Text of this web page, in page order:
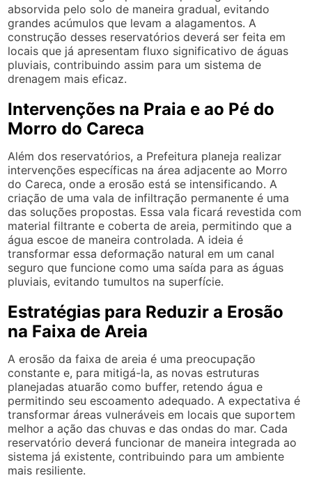
absorvida pelo solo de maneira gradual, evitando
grandes acúmulos que levam a alagamentos. A
construção desses reservatórios deverá ser feita em
locais que já apresentam fluxo significativo de águas
pluviais, contribuindo assim para um sistema de
drenagem mais eficaz.
Intervenções na Praia e ao Pé do
Morro do Careca
Além dos reservatórios, a Prefeitura planeja realizar
intervenções específicas na área adjacente ao Morro
do Careca, onde a erosão está se intensificando. A
criação de uma vala de infiltração permanente é uma
das soluções propostas. Essa vala ficará revestida com
material filtrante e coberta de areia, permitindo que a
água escoe de maneira controlada. A ideia é
transformar essa deformação natural em um canal
seguro que funcione como uma saída para as águas
pluviais, evitando tumultos na superfície.
Estratégias para Reduzir a Erosão
na Faixa de Areia
A erosão da faixa de areia é uma preocupação
constante e, para mitigá-la, as novas estruturas
planejadas atuarão como buffer, retendo água e
permitindo seu escoamento adequado. A expectativa é
transformar áreas vulneráveis em locais que suportem
melhor a ação das chuvas e das ondas do mar. Cada
reservatório deverá funcionar de maneira integrada ao
sistema já existente, contribuindo para um ambiente
mais resiliente.